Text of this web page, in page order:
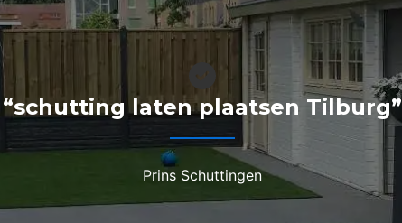
“schutting laten plaatsen Tilburg”
Prins Schuttingen